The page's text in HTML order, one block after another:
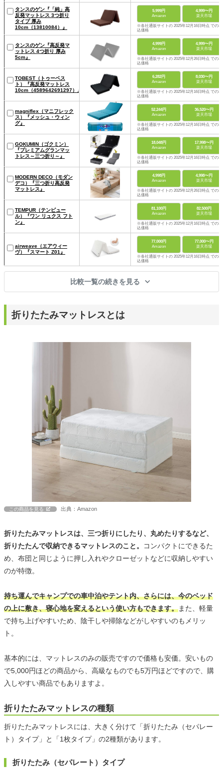
タンスのゲン『「純」高
反発マットレス 3つ折り
タイプ 厚み
10cm（13810084）』
5,999円
Amazon
4,999〜円
楽天市場
※各社通販サイトの 2025年12月16日時点 での税
込価格
タンスのゲン『高反発マ
ットレス 4つ折り 厚み
5cm』
4,999円
Amazon
4,999〜円
楽天市場
※各社通販サイトの 2025年12月26日時点 での税
込価格
TOBEST（トゥーベス
ト）『高反発マットレス
10cm（4589642691297）』
6,282円
Amazon
8,030〜円
楽天市場
※各社通販サイトの 2025年12月16日時点 での税
込価格
magniflex（マニフレック
ス）『メッシュ・ウィン
グ』
52,244円
Amazon
36,520〜円
楽天市場
※各社通販サイトの 2025年12月16日時点 での税
込価格
GOKUMIN（ゴクミン）
『プレミアムグランマッ
トレス～三つ折り～』
18,048円
Amazon
17,998〜円
楽天市場
※各社通販サイトの 2025年12月16日時点 での税
込価格
MODERN DECO（モダン
デコ）『三つ折り高反発
マットレス』
4,998円
Amazon
4,998〜円
楽天市場
※各社通販サイトの 2025年12月26日時点 での税
込価格
TEMPUR（テンピュー
ル）『ワン リュクス フト
ン』
81,100円
Amazon
82,500円
楽天市場
※各社通販サイトの 2025年12月16日時点 での税
込価格
airweave（エアウィー
ヴ）『スマート Z01』
77,000円
Amazon
77,000〜円
楽天市場
※各社通販サイトの 2025年12月16日時点 での税
込価格
比較一覧の続きを見る
折りたたみマットレスとは
この商品を見る 出典：Amazon
折りたたみマットレスは、三つ折りにしたり、丸めたりするなど、
折りたたんで収納できるマットレスのこと。
コンパクトにできるた
め、布団と同じように押し入れやクローゼットなどに収納しやすい
のが特徴。
持ち運んでキャンプでの車中泊やテント内、さらには、今のベッド
の上に敷き、寝心地を変えるという使い方もできます。また、軽量
で持ち上げやすいため、陰干しや掃除などがしやすいのもメリッ
ト。
基本的には、マットレスのみの販売ですので価格も安価。安いもの
で5,000円ほどの商品から、高級なものでも5万円ほどですので、購
入しやすい商品でもありますよ。
折りたたみマットレスの種類
折りたたみマットレスには、大きく分けて「折りたたみ（セパレー
ト）タイプ」と「1枚タイプ」の2種類があります。
折りたたみ（セパレート）タイプ